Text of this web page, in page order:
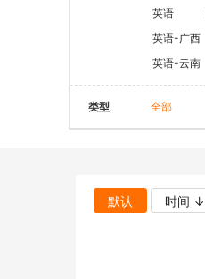
HOT
英语
英语-广西
英语-云南
类型 全部
默认 时间 ↓